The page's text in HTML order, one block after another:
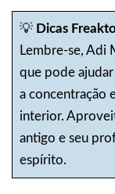
💡 Dicas
Lembre-se, Adi
que pode
a concentração
interior.
antigo e seu
espírito.